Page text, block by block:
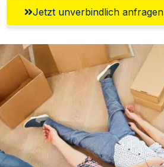
Jetzt unverbindlich anfragen